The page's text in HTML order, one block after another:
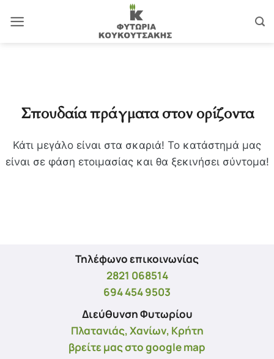
στο
Σπουδαία πράγματα στον ορίζοντα
Κάτι μεγάλο είναι στα σκαριά! Το κατάστημά μας
είναι σε φάση ετοιμασίας και θα ξεκινήσει σύντομα!
Τηλέφωνο επικοινωνίας
2821 068514
694 454 9503
Διεύθυνση Φυτωρίου
Πλατανιάς, Χανίων, Κρήτη
βρείτε μας στο google map